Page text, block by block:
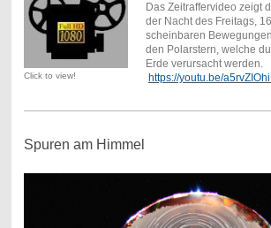
Click to view!
Das Zeitraffervideo zeigt
der Nacht des Freitags,
scheinbaren
den Polarstern, welche
Erde verursacht werden.
https://youtu.be/
Spuren am Himmel